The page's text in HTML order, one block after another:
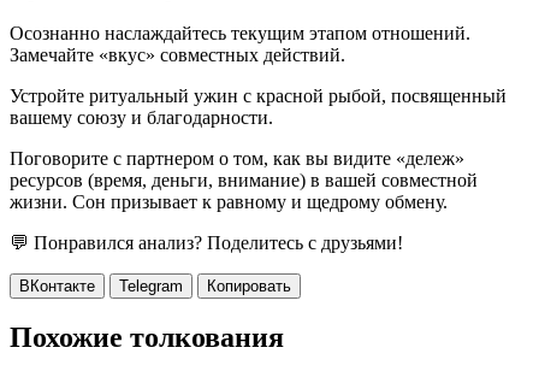
Осознанно наслаждайтесь текущим этапом отношений.
Замечайте «вкус» совместных действий.
Устройте ритуальный ужин с красной рыбой, посвященный
вашему союзу и благодарности.
Поговорите с партнером о том, как вы видите «дележ»
ресурсов (время, деньги, внимание) в вашей совместной
жизни. Сон призывает к равному и щедрому обмену.
💬 Понравился анализ? Поделитесь с друзьями!
ВКонтакте Telegram Копировать
Похожие толкования